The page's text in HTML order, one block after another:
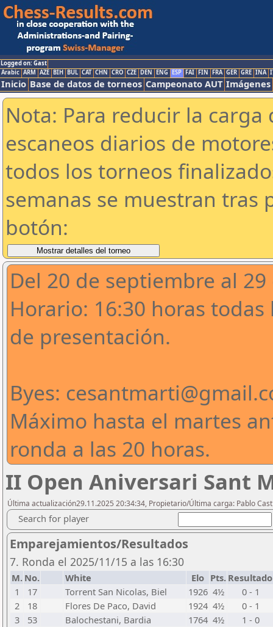
Logged on: Gast
Arabic ARM AZE BIH BUL CAT CHN CRO CZE DEN ENG ESP FAI FIN FRA GER GRE INA
Inicio Base de datos de torneos Campeonato AUT Imágenes
Nota: Para reducir la
escaneos diarios de
todos los torneos
semanas se muestran tras
botón:
Del 20 de septiembre al
Horario: 16:30 horas
de presentación.
Byes:
Máximo hasta el martes
ronda a las 20 horas.
II Open Aniversari Sant
Última actualización29.11.2025 20:34:34, Propietario/Última carga: Pablo
Search for player
Emparejamientos/Resultados
7. Ronda el 2025/11/15 a las 16:30
M. No. White Elo Pts. Resultado
1
17 Torrent San Nicolas, Biel 1926 4½
0 - 1
2
18 Flores De Paco, David 1924 4½
0 - 1
3
53 Balochestani, Bardia 1764 4½
1 - 0